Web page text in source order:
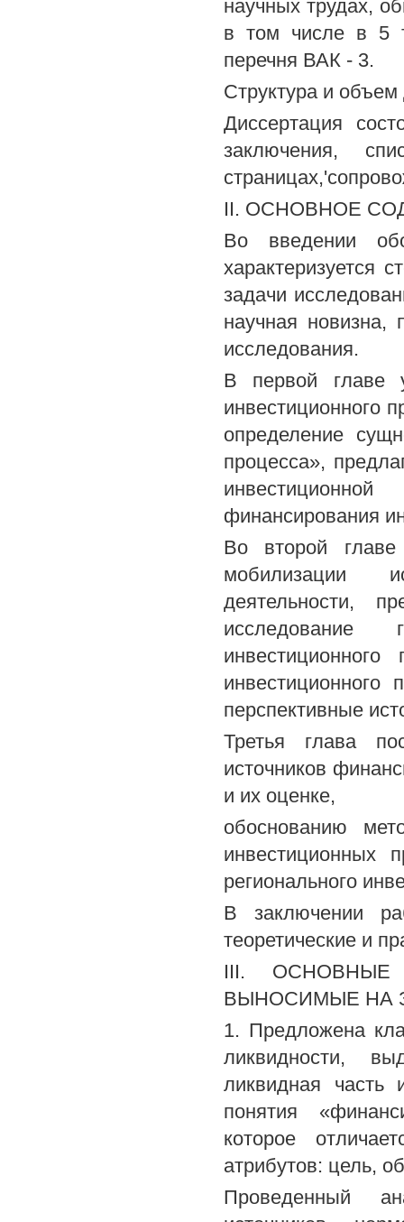
научных трудах,
в том числе в 5
перечня ВАК - 3.
Структура и
Диссертация
заключения,
II. ОСНОВНОЕ
Во введении
характеризуется
задачи
научная новизна,
исследования.
В первой главе
инвестиционного
определение
процесса»,
финансирования
Во второй главе
мобилизации
деятельности,
исследование
перспективные
Третья глава
источников
и их оценке,
обоснованию
инвестиционных
регионального
В заключении
теоретические и
III. ОСНОВНЫЕ
ВЫНОСИМЫЕ НА
1. Предложена
ликвидности,
ликвидная часть
понятия
которое
атрибутов: цель,
Проведенный